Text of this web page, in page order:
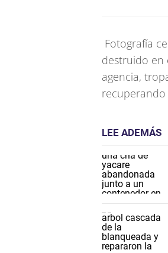
Fotografía
destruido en
agencia,
recuperando
LEE ADEMÁS